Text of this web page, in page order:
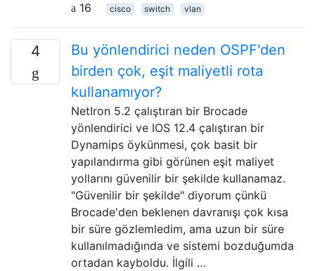
16
cisco switch vlan
4
Bu yönlendirici neden OSPF'den
birden çok, eşit maliyetli rota
kullanamıyor?
NetIron 5.2 çalıştıran bir Brocade
yönlendirici ve IOS 12.4 çalıştıran bir
Dynamips öykünmesi, çok basit bir
yapılandırma gibi görünen eşit maliyet
yollarını güvenilir bir şekilde kullanamaz.
"Güvenilir bir şekilde" diyorum çünkü
Brocade'den beklenen davranışı çok kısa
bir süre gözlemledim, ama uzun bir süre
kullanılmadığında ve sistemi bozduğumda
ortadan kayboldu. İlgili …